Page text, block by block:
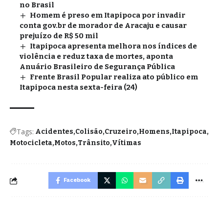
no Brasil
Homem é preso em Itapipoca por invadir
conta gov.br de morador de Aracaju e causar
prejuízo de R$ 50 mil
Itapipoca apresenta melhora nos índices de
violência e reduz taxa de mortes, aponta
Anuário Brasileiro de Segurança Pública
Frente Brasil Popular realiza ato público em
Itapipoca nesta sexta-feira (24)
Tags: Acidentes Colisão Cruzeiro Homens Itapipoca
Motocicleta Motos Trânsito Vítimas
Facebook